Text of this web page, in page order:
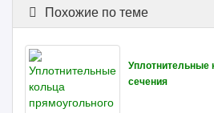
Похожие по теме
Уплотнительные
сечения